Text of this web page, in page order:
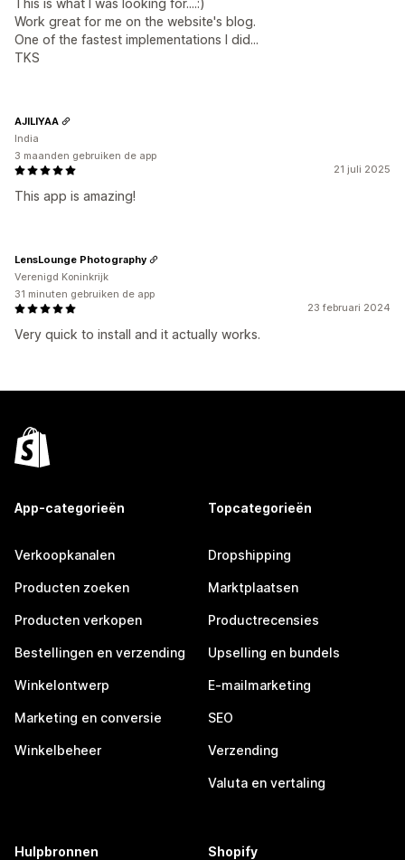
This is what I was looking for....:)
Work great for me on the website's blog.
One of the fastest implementations I did...
TKS
21 juli 2025
This app is amazing!
AJILIYAA
India
3 maanden gebruiken de app
23 februari 2024
Very quick to install and it actually works.
LensLounge Photography
Verenigd Koninkrijk
31 minuten gebruiken de app
App-categorieën
Verkoopkanalen
Producten zoeken
Producten verkopen
Bestellingen en verzending
Winkelontwerp
Marketing en conversie
Winkelbeheer
Topcategorieën
Dropshipping
Marktplaatsen
Productrecensies
Upselling en bundels
E-mailmarketing
SEO
Verzending
Valuta en vertaling
Hulpbronnen Shopify